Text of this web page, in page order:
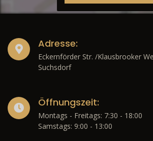
Adresse:
Eckernförder Str. /Klausbrooker
Suchsdorf
Öffnungszeit:
Montags - Freitags: 7:30 - 18:00
Samstags: 9:00 - 13:00